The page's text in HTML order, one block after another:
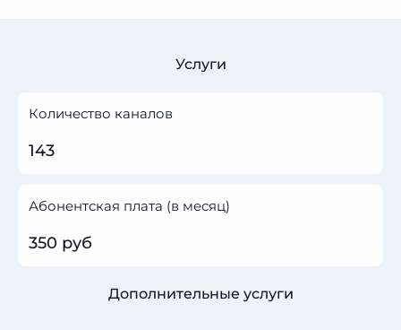
Услуги
Количество каналов
143
Абонентская плата (в месяц)
350 руб
Дополнительные услуги